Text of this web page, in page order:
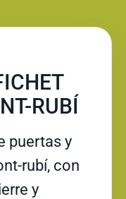
RUBÍ
puertas y
rubí, con
y